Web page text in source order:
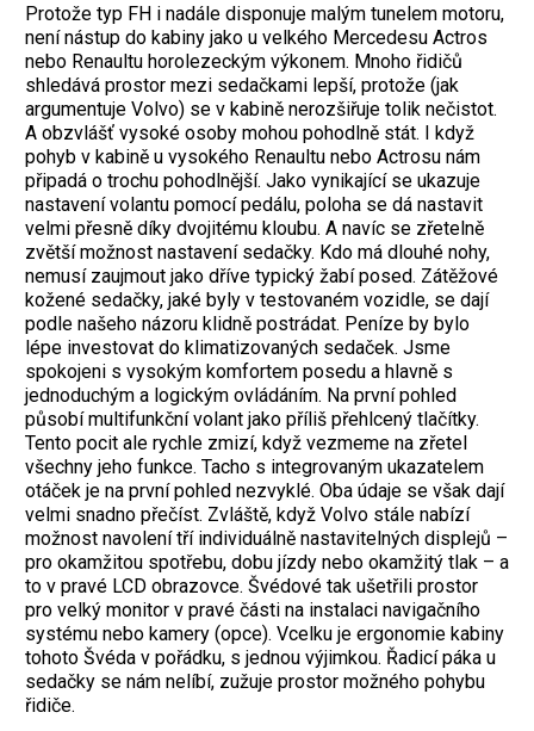
Protože typ FH i nadále disponuje malým tunelem motoru,
není nástup do kabiny jako u velkého Mercedesu Actros
nebo Renaultu horolezeckým výkonem. Mnoho řidičů
shledává prostor mezi sedačkami lepší, protože (jak
argumentuje Volvo) se v kabině nerozšiřuje tolik nečistot.
A obzvlášť vysoké osoby mohou pohodlně stát. I když
pohyb v kabině u vysokého Renaultu nebo Actrosu nám
připadá o trochu pohodlnější. Jako vynikající se ukazuje
nastavení volantu pomocí pedálu, poloha se dá nastavit
velmi přesně díky dvojitému kloubu. A navíc se zřetelně
zvětší možnost nastavení sedačky. Kdo má dlouhé nohy,
nemusí zaujmout jako dříve typický žabí posed. Zátěžové
kožené sedačky, jaké byly v testovaném vozidle, se dají
podle našeho názoru klidně postrádat. Peníze by bylo
lépe investovat do klimatizovaných sedaček. Jsme
spokojeni s vysokým komfortem posedu a hlavně s
jednoduchým a logickým ovládáním. Na první pohled
působí multifunkční volant jako příliš přehlcený tlačítky.
Tento pocit ale rychle zmizí, když vezmeme na zřetel
všechny jeho funkce. Tacho s integrovaným ukazatelem
otáček je na první pohled nezvyklé. Oba údaje se však dají
velmi snadno přečíst. Zvláště, když Volvo stále nabízí
možnost navolení tří individuálně nastavitelných displejů –
pro okamžitou spotřebu, dobu jízdy nebo okamžitý tlak – a
to v pravé LCD obrazovce. Švédové tak ušetřili prostor
pro velký monitor v pravé části na instalaci navigačního
systému nebo kamery (opce). Vcelku je ergonomie kabiny
tohoto Švéda v pořádku, s jednou výjimkou. Řadicí páka u
sedačky se nám nelíbí, zužuje prostor možného pohybu
řidiče.